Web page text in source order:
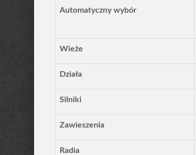
Automatyczny wybór
Wieże
Działa
Silniki
Zawieszenia
Radia